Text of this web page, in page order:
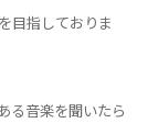
目指しておりま
る音楽を聞いたら